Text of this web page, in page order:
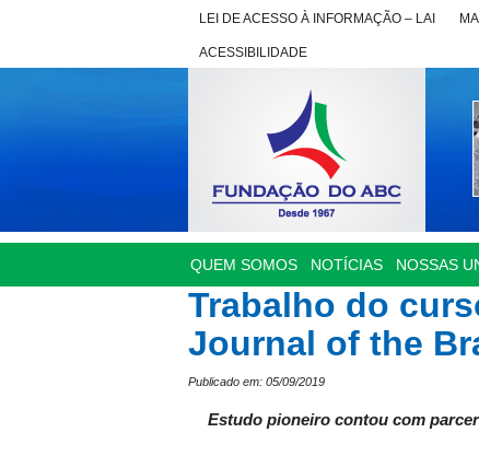
LEI DE ACESSO À INFORMAÇÃO – LAI
ACESSIBILIDADE
QUEM SOMOS NOTÍCIAS NOSSAS
Trabalho do
Journal of the
Publicado em: 05/09/2019
Estudo pioneiro contou com